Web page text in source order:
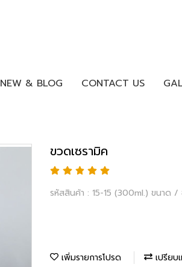
NEW & BLOG CONTACT US
ขวดเซรามิค
รหัสสินค้า : 15-15 (300ml.) ขนาด
เพิ่มรายการโปรด เปรียบ